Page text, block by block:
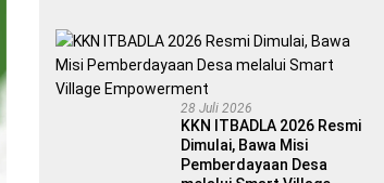
28 Juli 2026
KKN ITBADLA 2026 Resmi
Dimulai, Bawa Misi
Pemberdayaan Desa